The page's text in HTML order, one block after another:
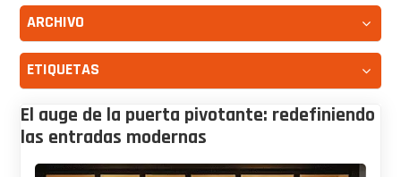
ARCHIVO
ETIQUETAS
El auge de la puerta pivotante: redefiniendo
las entradas modernas